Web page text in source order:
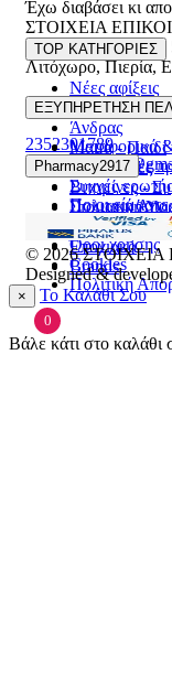
Έχω διαβάσει κι
ΣΤΟΙΧΕΙΑ
Βασ. Κωνσταντίνου
Λιτόχωρο,Πιερία,
2352301789
TOP ΚΑΤΗΓΟΡΙΕΣ
Νέες αφίξεις
Γυναίκα
Άνδρας
Μαμά - Παιδί
Προσφορές
Βιταμίνες -
Στοματική
Πρόσωπο
Εποχιακά
Brands
ΕΞΥΠΗΡΕΤΗΣΗ
Μεταφορικά
Επιστροφές
Συχνές
Πολιτική
Pharmacy2917
Ποιοι είμαστε
Επικοινωνία
Όροι χρήσης
Cookies
Πολιτική
© 2026ΣΤΟΙΧΕΙΑ
Designed &
× Το Καλάθι Σου
0
Βάλε κάτι στο καλάθι